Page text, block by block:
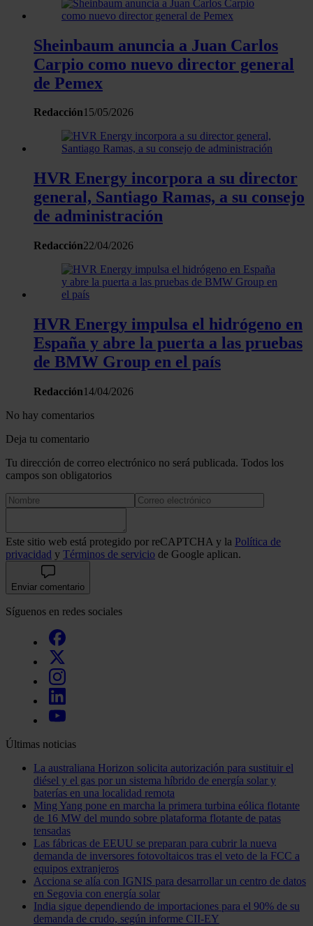
Obtenga más información sobre cómo se procesan sus
sección de datos. Puede cambiar o retirar su
consentimiento en cualquier momento en la Declaración
de cookies.
Las cookies de este sitio web se usan para personalizar
sociales y analizar el tráfico. Además, compartimos
nuestros partners de redes sociales, publicidad y análisis
web, quienes pueden combinarla con otra información
que les haya proporcionado o que hayan recopilado a
partir del uso que haya hecho de sus servicios.
Sheinbaum anuncia a Juan Carlos
Carpio como nuevo director general
de Pemex
Redacción15/05/2026
HVR Energy incorpora a su director
general, Santiago Ramas, a su consejo
de administración
Redacción22/04/2026
HVR Energy impulsa el hidrógeno en
España y abre la puerta a las pruebas
de BMW Group en el país
Redacción14/04/2026
No hay comentarios
Deja tu comentario
Tu dirección de correo electrónico no será publicada. Todos los
campos son obligatorios
Este sitio web está protegido por reCAPTCHA y la Política de
privacidad y Términos de servicio de Google aplican.
Enviar comentario
Síguenos en redes sociales
Últimas noticias
La australiana Horizon solicita autorización para sustituir el
diésel y el gas por un sistema híbrido de energía solar y
baterías en una localidad remota
Ming Yang pone en marcha la primera turbina eólica flotante
de 16 MW del mundo sobre plataforma flotante de patas
tensadas
Las fábricas de EEUU se preparan para cubrir la nueva
demanda de inversores fotovoltaicos tras el veto de la FCC a
equipos extranjeros
Acciona se alía con IGNIS para desarrollar un centro de datos
en Segovia con energía solar
India sigue dependiendo de importaciones para el 90% de su
demanda de crudo, según informe CII-EY